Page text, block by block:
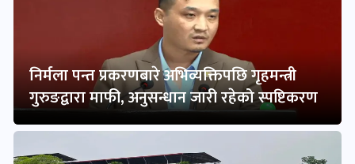
निर्मला पन्त प्रकरणबारे अभिव्यक्तिपछि गृहमन्त्री
गुरुङद्वारा माफी, अनुसन्धान जारी रहेको स्पष्टिकरण